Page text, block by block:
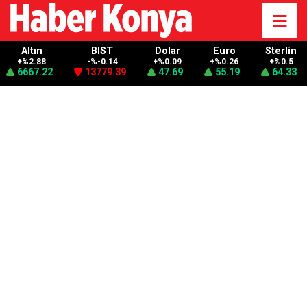
Altın
+%2.88
6667.22
BIST
-%-0.14
13779.39
Dolar
+%0.09
47.69
Euro
+%0.26
55.19
Sterlin
+%0.5
64.33